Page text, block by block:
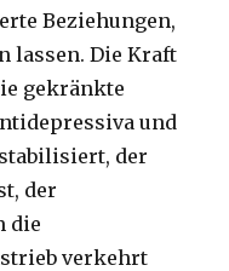
Beziehungen,
lassen. Die Kraft
gekränkte
und
der
der
die
verkehrt